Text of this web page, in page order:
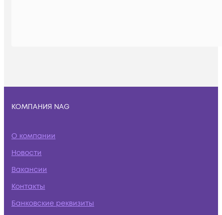
КОМПАНИЯ NAG
О компании
Новости
Вакансии
Контакты
Банковские реквизиты